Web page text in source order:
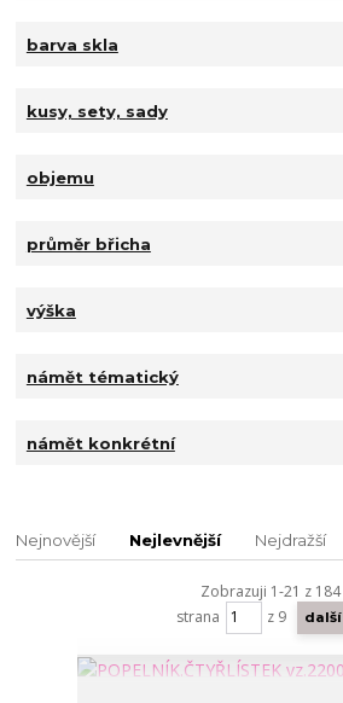
barva skla
kusy, sety, sady
objemu
průměr břicha
výška
námět tématický
námět konkrétní
Nejnovější Nejlevnější Nejdražší
Zobrazuji 1-21 z 184
strana
z 9 další